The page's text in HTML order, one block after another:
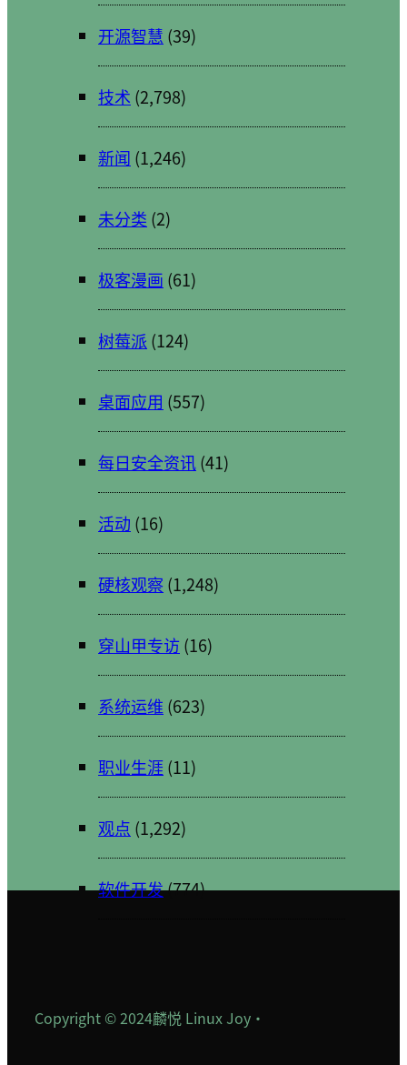
开源智慧 (39)
技术 (2,798)
新闻 (1,246)
未分类 (2)
极客漫画 (61)
树莓派 (124)
桌面应用 (557)
每日安全资讯(41)
活动 (16)
硬核观察 (1,248)
穿山甲专访(16)
系统运维 (623)
职业生涯(11)
观点 (1,292)
软件开发(774)
Copyright © 2024麟悦 Linux Joy ·